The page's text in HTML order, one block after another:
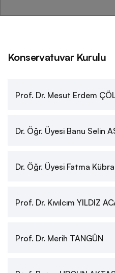
Konservatuvar Kurulu
Prof. Dr. Mesut Erdem
Dr. Öğr. Üyesi Banu Selin
Dr. Öğr. Üyesi Fatma
Prof. Dr. Kıvılcım YILDIZ
Prof. Dr. Merih TANGÜN